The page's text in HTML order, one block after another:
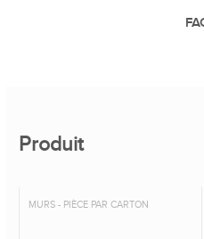
Produit
MURS - PIÈCE PAR CARTON